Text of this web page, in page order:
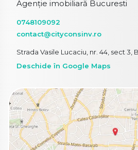
Agenție imobiliară Bucuresti
0748109092
contact@cityconsinv.ro
Strada Vasile Lucaciu, nr. 44, sect 3,
Deschide în Google Maps